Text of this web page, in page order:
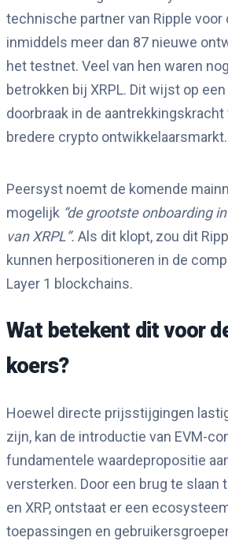
technische partner van Ripple
inmiddels meer dan 87 nieuwe
het testnet. Veel van hen waren
betrokken bij XRPL. Dit wijst op
doorbraak in de aantrekkingskracht
bredere crypto ontwikkelaarsmarkt.
Peersyst noemt de komende
mogelijk “de grootste onboarding
van XRPL”. Als dit klopt, zou dit
kunnen herpositioneren in de
Layer 1 blockchains.
Wat betekent dit voor
koers?
Hoewel directe prijsstijgingen
zijn, kan de introductie van EVM-
fundamentele waardepropositie
versterken. Door een brug te slaan
en XRP, ontstaat er een
toepassingen en